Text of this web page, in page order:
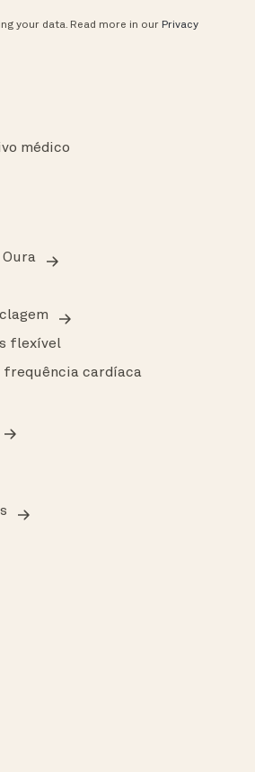
your data. Read more in our Privacy
médico
flexível
frequência cardíaca